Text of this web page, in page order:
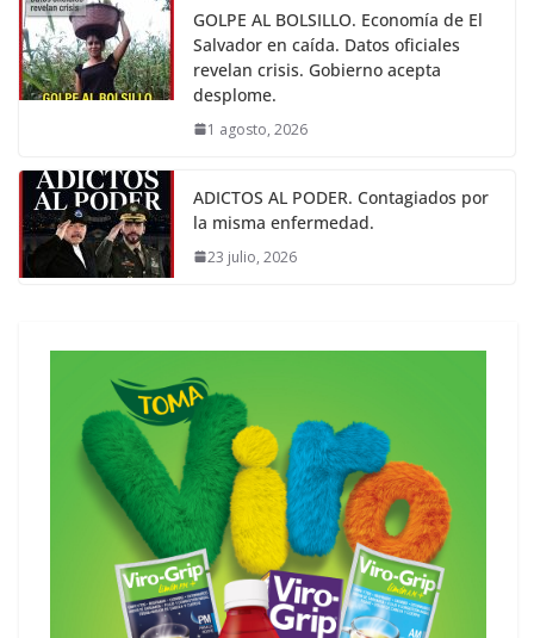
GOLPE AL BOLSILLO. Economía de El
Salvador en caída. Datos oficiales
revelan crisis. Gobierno acepta
desplome.
1 agosto, 2026
ADICTOS AL PODER. Contagiados por
la misma enfermedad.
23 julio, 2026